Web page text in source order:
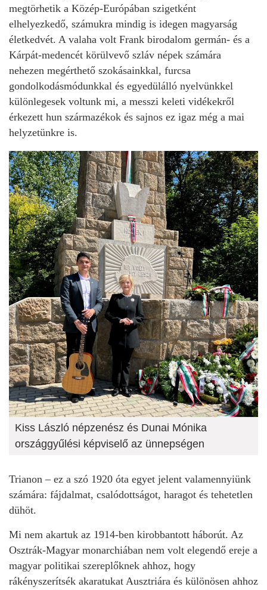
megtörhetik a Közép-Európában szigetként
elhelyezkedő, számukra mindig is idegen magyarság
életkedvét. A valaha volt Frank birodalom germán- és a
Kárpát-medencét körülvevő szláv népek számára
nehezen megérthető szokásainkkal, furcsa
gondolkodásmódunkkal és egyedülálló nyelvünkkel
különlegesek voltunk mi, a messzi keleti vidékekről
érkezett hun származékok és sajnos ez igaz még a mai
helyzetünkre is.
Kiss László népzenész és Dunai Mónika
országgyűlési képviselő az ünnepségen
Trianon – ez a szó 1920 óta egyet jelent valamennyiünk
számára: fájdalmat, csalódottságot, haragot és tehetetlen
dühöt.
Mi nem akartuk az 1914-ben kirobbantott háborút. Az
Osztrák-Magyar monarchiában nem volt elegendő ereje a
magyar politikai szereplőknek ahhoz, hogy
rákényszerítsék akaratukat Ausztriára és különösen ahhoz